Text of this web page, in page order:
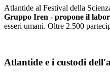
Atlantide al Festival della
Gruppo Iren - propone il
esseri umani. Oltre 2.500
Atlantide e i custodi